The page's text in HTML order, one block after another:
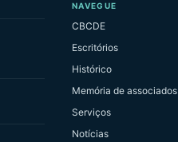
NAVEGUE
CBCDE
Escritórios
Histórico
Memória de associados
Serviços
Notícias